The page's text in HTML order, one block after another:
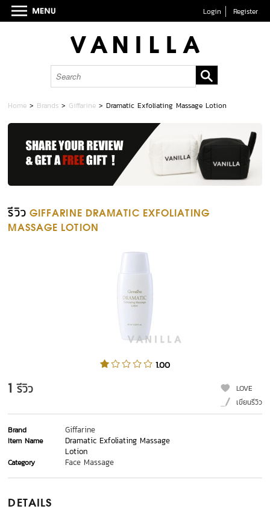
Login Register
Home > Brands > Giffarine >Dramatic Exfoliating Massage Lotion
รีวิว GIFFARINE DRAMATIC EXFOLIATING
MASSAGE LOTION
1.00
1 รีวิว
LOVE
เขียนรีวิว
Brand Giffarine
Item Name
Dramatic Exfoliating Massage
Lotion
Category Face Massage
DETAILS